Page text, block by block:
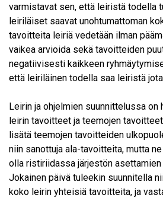
varmistavat sen, että leiristä todella
leiriläiset saavat unohtumattoman
tavoitteita leiriä vedetään ilman
vaikea arvioida sekä tavoitteiden
negatiivisesti kaikkeen
että leiriläinen todella saa leiristä
Leirin ja ohjelmien suunnittelussa on
leirin tavoitteet ja teemojen
lisätä teemojen tavoitteiden
niin sanottuja ala-tavoitteita, mutta
olla ristiriidassa järjestön
Jokainen päivä tuleekin suunnitella
koko leirin yhteisiä tavoitteita, ja